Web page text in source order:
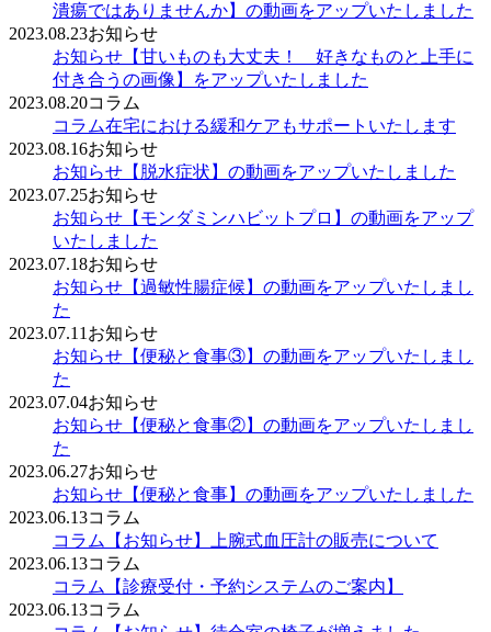
潰瘍ではありませんか】の動画をアップいたしました
2023.08.23お知らせ
お知らせ 【甘いものも大丈夫！ 好きなものと上手に
付き合うの画像】をアップいたしました
2023.08.20コラム
コラム在宅における緩和ケアもサポートいたします
2023.08.16お知らせ
お知らせ 【脱水症状】の動画をアップいたしました
2023.07.25お知らせ
お知らせ 【モンダミンハビットプロ】の動画をアップ
いたしました
2023.07.18お知らせ
お知らせ 【過敏性腸症候】の動画をアップいたしまし
た
2023.07.11 お知らせ
お知らせ 【便秘と食事③】の動画をアップいたしまし
た
2023.07.04お知らせ
お知らせ 【便秘と食事②】の動画をアップいたしまし
た
2023.06.27お知らせ
お知らせ 【便秘と食事】の動画をアップいたしました
2023.06.13コラム
コラム
【お知らせ】上腕式血圧計の販売について
2023.06.13コラム
コラム
【診療受付・予約システムのご案内】
2023.06.13コラム